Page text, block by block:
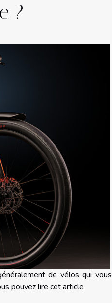
?
de vélos qui vous
pouvez lire cet article.